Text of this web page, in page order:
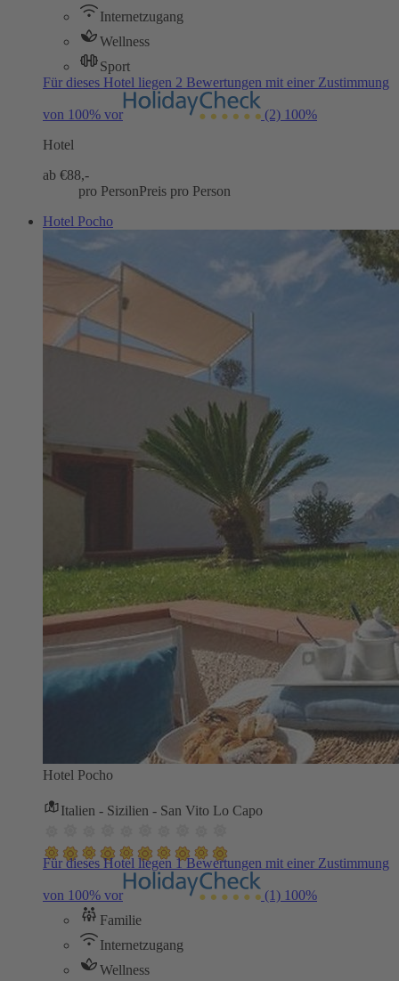
Internetzugang
Wellness
Sport
Für dieses Hotel liegen 2 Bewertungen mit einer Zustimmung
von 100% vor (2) 100%
Hotel
ab €88,-
pro PersonPreis pro Person
Hotel Pocho
Hotel Pocho
Italien - Sizilien - San Vito Lo Capo
Für dieses Hotel liegen 1 Bewertungen mit einer Zustimmung
von 100% vor (1) 100%
Familie
Internetzugang
Wellness